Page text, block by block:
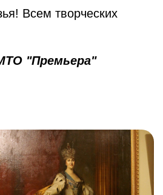
Всем творческих
"Премьера"